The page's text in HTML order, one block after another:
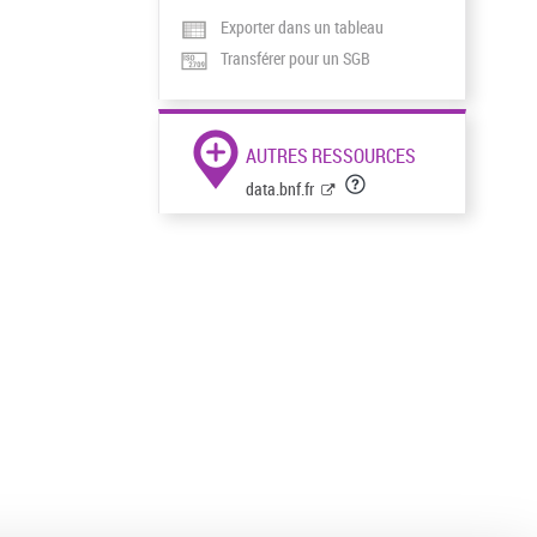
Exporter dans un tableau
Transférer pour un SGB
AUTRES RESSOURCES
data.bnf.fr